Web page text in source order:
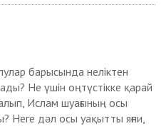
барысында неліктен
Не үшін оңтүстікке қарай
Ислам шуағының осы
Неге дәл осы уақытты яғни,